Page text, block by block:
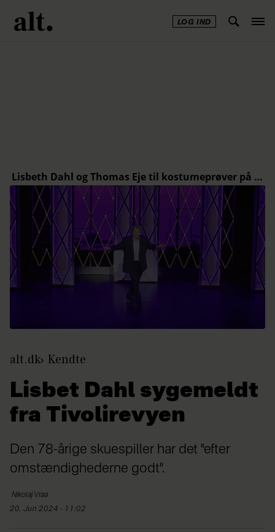
LOG IND
alt.dk Kendte
Lisbet Dahl sygemeldt
fra Tivolirevyen
Den 78-årige skuespiller har det "efter
omstændighederne godt".
Nikolaj Vraa
20. Jun 2024 - 11:02